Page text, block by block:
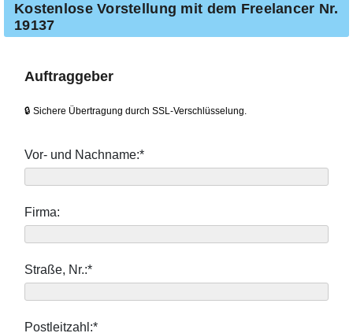
Kostenlose Vorstellung mit dem Freelancer Nr.
19137
Auftraggeber
🔒 Sichere Übertragung durch SSL-Verschlüsselung.
Vor- und Nachname:*
Firma:
Straße, Nr.:*
Postleitzahl:*